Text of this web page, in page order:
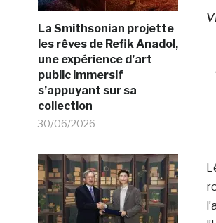
La Smithsonian projette
les rêves de Refik Anadol,
une expérience d’art
public immersif
s’appuyant sur sa
collection
30/06/2026